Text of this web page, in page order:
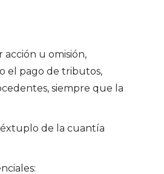
u omisión,
el pago de tributos,
siempre que la
de la cuantía